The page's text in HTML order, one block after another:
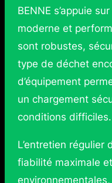
BENNE s’appuie
moderne et
sont robustes,
type de déchet
d’équipement
un chargement
conditions difficiles.
L’entretien régulier
fiabilité maximale